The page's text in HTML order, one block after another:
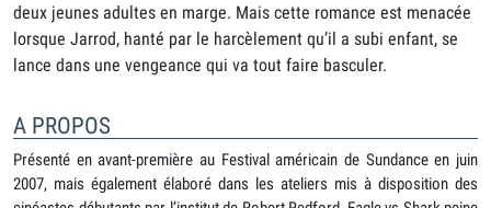
deux jeunes adultes en marge. Mais cette romance est menacée
lorsque Jarrod, hanté par le harcèlement qu’il a subi enfant, se
lance dans une vengeance qui va tout faire basculer.
A PROPOS
Présenté en avant-première au Festival américain de Sundance en juin
2007, mais également élaboré dans les ateliers mis à disposition des